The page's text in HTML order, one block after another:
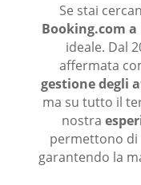
Se stai
Booking.com
ideale. Dal
affermata
gestione degli
ma su tutto il
nostra
permettono di
garantendo la